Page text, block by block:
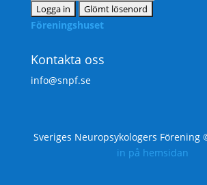
Föreningshuset
Kontakta oss
info@snpf.se
Sveriges Neuropsykologers Förening
in på hemsidan